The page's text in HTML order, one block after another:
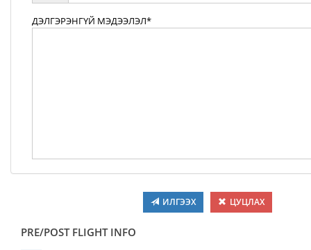
ДЭЛГЭРЭНГҮЙ МЭДЭЭЛЭЛ*
ИЛГЭЭХ ЦУЦЛАХ
PRE/POST FLIGHT INFO